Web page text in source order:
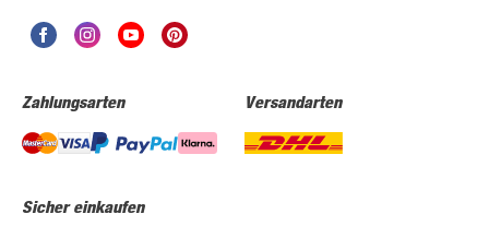
Zahlungsarten Versandarten
Sicher einkaufen